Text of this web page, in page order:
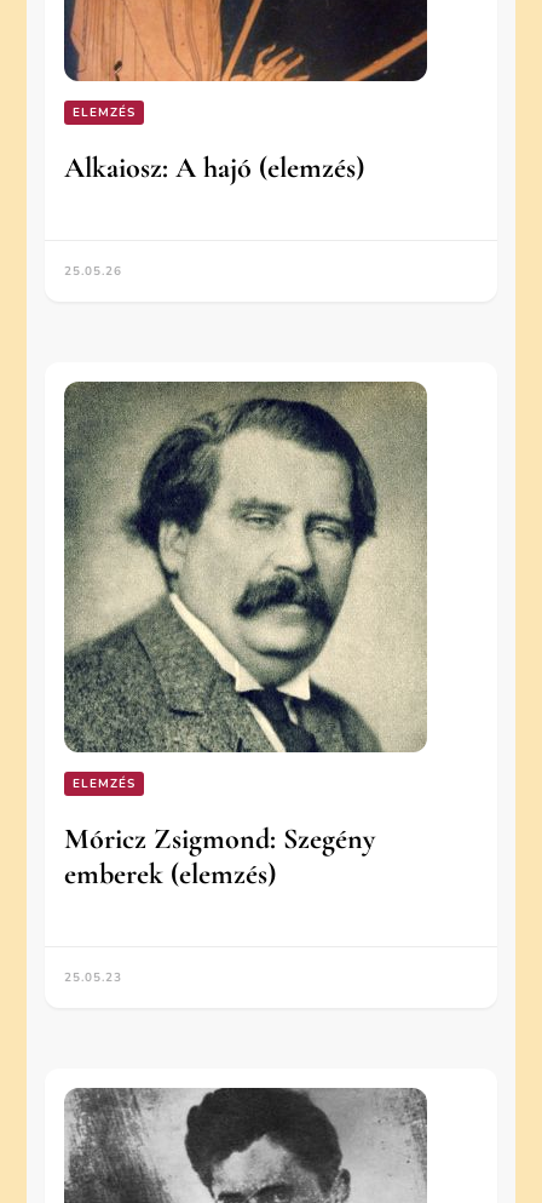
ELEMZÉS
Alkaiosz: A hajó (elemzés)
25.05.26
ELEMZÉS
Móricz Zsigmond: Szegény
emberek (elemzés)
25.05.23